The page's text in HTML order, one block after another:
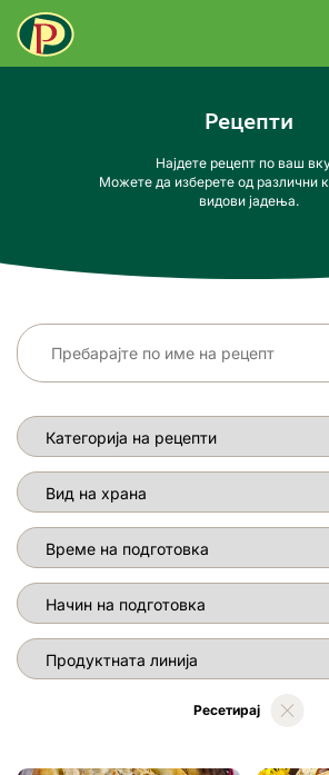
Рецепти
Најдете рецепт по ваш
Можете да изберете од различни
видови јадења.
Категорија на рецепти
Вид на храна
Време на подготовка
Начин на подготовка
Ресетирај